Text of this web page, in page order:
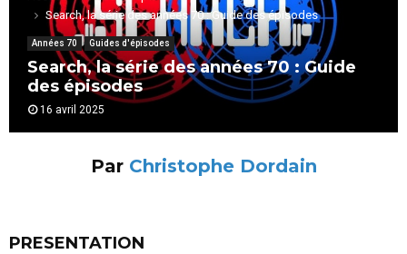
Search, la série des années 70 : Guide des épisodes
Années 70 Guides d'épisodes
Search, la série des années 70 : Guide
des épisodes
16 avril 2025
Par Christophe Dordain
PRESENTATION